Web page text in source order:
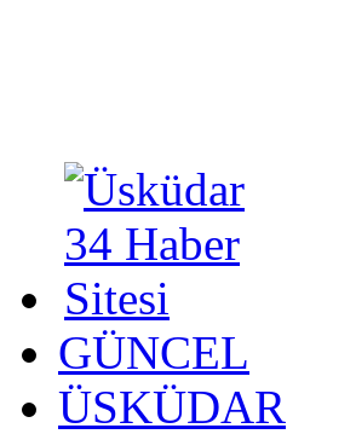
GÜNCEL
ÜSKÜDAR